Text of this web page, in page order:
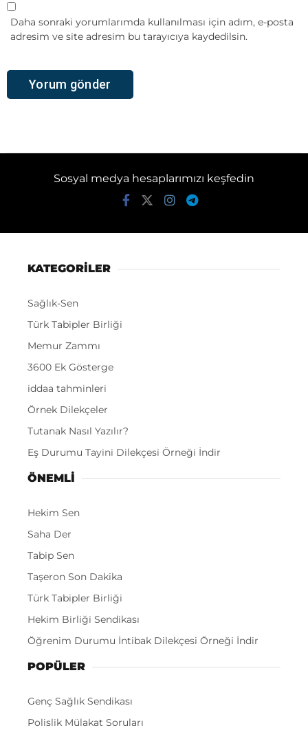
Daha sonraki yorumlarımda kullanılması için adım, e-posta
adresim ve site adresim bu tarayıcıya kaydedilsin.
Sosyal medya hesaplarımızı keşfedin
KATEGORİLER
Sağlık-Sen
Türk Tabipler Birliği
Memur Zammı
3600 Ek Gösterge
iddaa tahminleri
Örnek Dilekçeler
Tutanak Nasıl Yazılır?
Eş Durumu Tayini Dilekçesi Örneği İndir
ÖNEMLI
Hekim Sen
Saha Der
Tabip Sen
Taşeron Son Dakika
Türk Tabipler Birliği
Hekim Birliği Sendikası
Öğrenim Durumu İntibak Dilekçesi Örneği İndir
POPÜLER
Genç Sağlık Sendikası
Polislik Mülakat Soruları